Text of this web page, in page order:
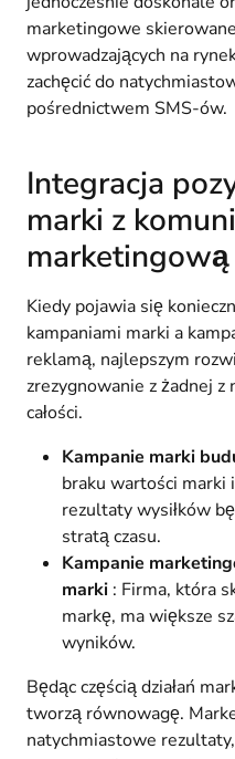
marketingowe
wprowadzających na
zachęcić do
pośrednictwem SMS-ów.
Integracja
marki z
marketingową
Kiedy pojawia się
kampaniami marki a
reklamą, najlepszym
zrezygnowanie z żadnej
całości.
Kampanie marki
braku wartości marki
rezultaty wysiłków
stratą czasu.
Kampanie
marki : Firma, która
markę, ma większe
wyników.
Będąc częścią działań
tworzą równowagę.
natychmiastowe